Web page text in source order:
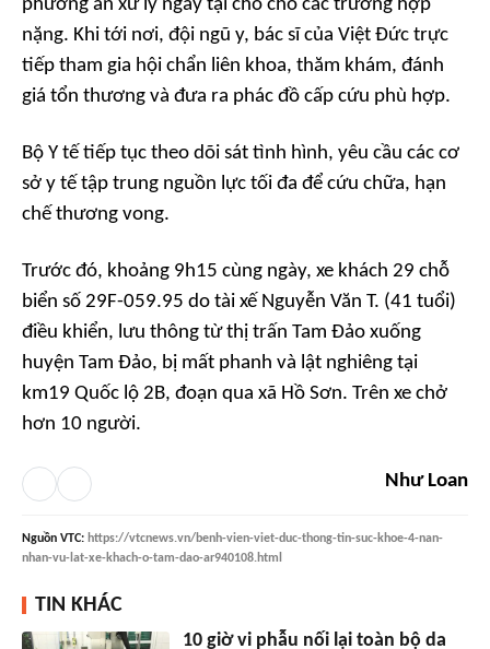
phương án xử lý ngay tại chỗ cho các trường hợp
nặng. Khi tới nơi, đội ngũ y, bác sĩ của Việt Đức trực
tiếp tham gia hội chẩn liên khoa, thăm khám, đánh
giá tổn thương và đưa ra phác đồ cấp cứu phù hợp.
Bộ Y tế tiếp tục theo dõi sát tình hình, yêu cầu các cơ
sở y tế tập trung nguồn lực tối đa để cứu chữa, hạn
chế thương vong.
Trước đó, khoảng 9h15 cùng ngày, xe khách 29 chỗ
biển số 29F-059.95 do tài xế Nguyễn Văn T. (41 tuổi)
điều khiển, lưu thông từ thị trấn Tam Đảo xuống
huyện Tam Đảo, bị mất phanh và lật nghiêng tại
km19 Quốc lộ 2B, đoạn qua xã Hồ Sơn. Trên xe chở
hơn 10 người.
Như Loan
Nguồn VTC: https://vtcnews.vn/benh-vien-viet-duc-thong-tin-suc-khoe-4-nan-
nhan-vu-lat-xe-khach-o-tam-dao-ar940108.html
TIN KHÁC
10 giờ vi phẫu nối lại toàn bộ da